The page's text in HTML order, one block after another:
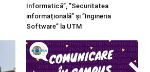
Informatică”, ”Securitatea
informațională” și ”Ingineria
Software” la UTM